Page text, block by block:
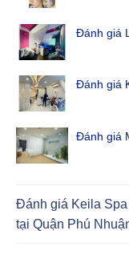
Đánh giá
Đánh giá
Đánh giá
Đánh giá Keila
tại Quận Phú